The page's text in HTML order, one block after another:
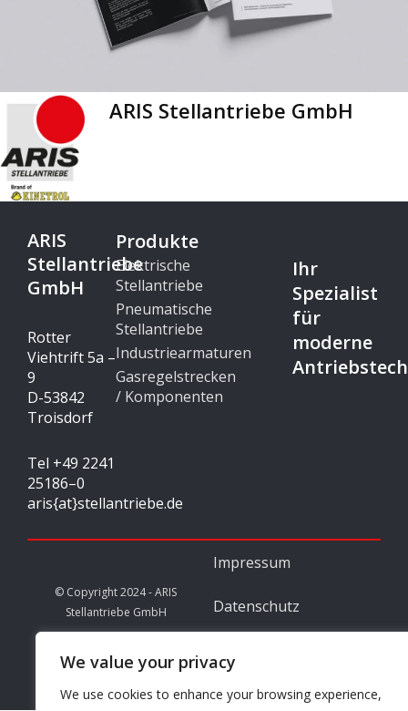
We value your privacy
We use cookies to enhance your browsing experience,
ARIS Stellantriebe GmbH
ARIS
Stellantriebe
GmbH
Rotter
Viehtrift 5a –
9
D-53842
Troisdorf
Tel +49 2241
25186–0
aris{at}stellantriebe.de
Produkte
Elektrische
Stellantriebe
Pneumatische
Stellantriebe
Industriearmaturen
Gasregelstrecken
/ Komponenten
Ihr
Spezialist
für
moderne
© Copyright 2024 - ARIS
Stellantriebe GmbH
I
t
L
k
Impressum
Datenschutz